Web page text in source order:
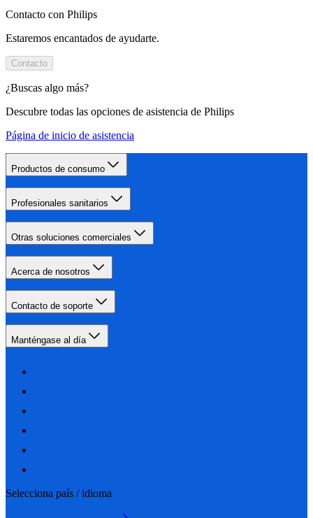
Contacto con Philips
Estaremos encantados de ayudarte.
Contacto
¿Buscas algo más?
Descubre todas las opciones de asistencia de Philips
Página de inicio de asistencia
Productos de consumo
Profesionales sanitarios
Otras soluciones comerciales
Acerca de nosotros
Contacto de soporte
Manténgase al día
Selecciona país / idioma